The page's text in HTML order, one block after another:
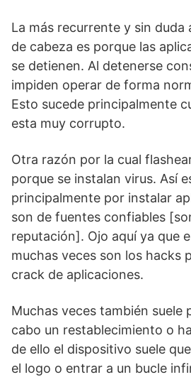
La más recurrente y sin duda
de cabeza es porque las
se detienen. Al detenerse
impiden operar de forma
Esto sucede principalmente
esta muy corrupto.
Otra razón por la cual
porque se instalan virus. Así
principalmente por instalar
son de fuentes confiables
reputación]. Ojo aquí ya que
muchas veces son los hacks
crack de aplicaciones.
Muchas veces también suele
cabo un restablecimiento o
de ello el dispositivo suele
el logo o entrar a un bucle